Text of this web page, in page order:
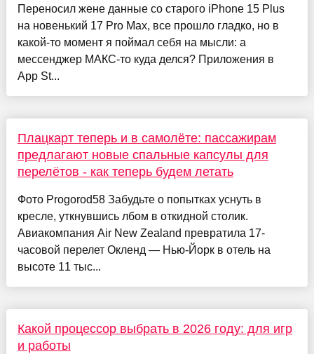
Переносил жене данные со старого iPhone 15 Plus
на новенький 17 Pro Max, все прошло гладко, но в
какой-то момент я поймал себя на мысли: а
мессенджер МАКС-то куда делся? Приложения в
App St...
Плацкарт теперь и в самолёте: пассажирам
предлагают новые спальные капсулы для
перелётов - как теперь будем летать
Фото Progorod58 Забудьте о попытках уснуть в
кресле, уткнувшись лбом в откидной столик.
Авиакомпания Air New Zealand превратила 17-
часовой перелет Окленд — Нью-Йорк в отель на
высоте 11 тыс...
Какой процессор выбрать в 2026 году: для игр
и работы